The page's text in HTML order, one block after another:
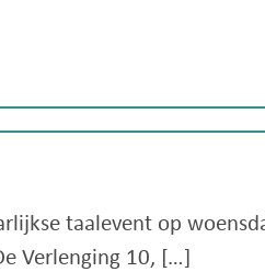
taalevent op
Verlenging 10, […]